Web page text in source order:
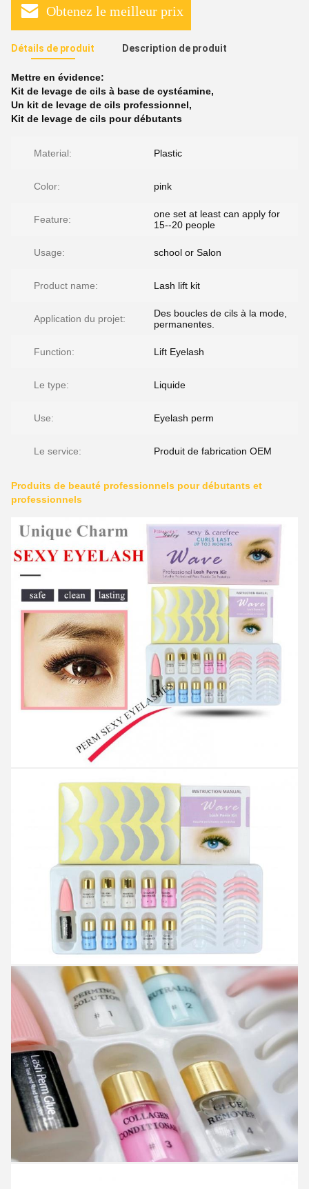
Obtenez le meilleur prix
Détails de produit Description de produit
Mettre en évidence:
Kit de levage de cils à base de cystéamine,
Un kit de levage de cils professionnel,
Kit de levage de cils pour débutants
Material: Plastic
Color: pink
Feature:
one set at least can apply for
15--20 people
Usage: school or Salon
Product name: Lash lift kit
Application du projet:
Des boucles de cils à la mode,
permanentes.
Function: Lift Eyelash
Le type: Liquide
Use: Eyelash perm
Le service: Produit de fabrication OEM
Produits de beauté professionnels pour débutants et
professionnels